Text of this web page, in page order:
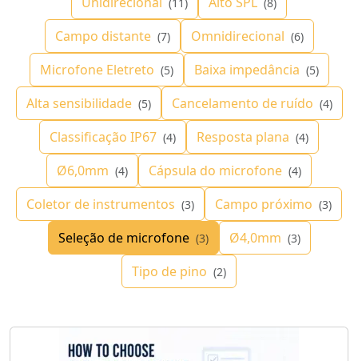
Campo distante (7) Omnidirecional (6)
Microfone Eletreto (5) Baixa impedância (5)
Alta sensibilidade (5) Cancelamento de ruído (4)
Classificação IP67 (4) Resposta plana (4)
Ø6,0mm (4) Cápsula do microfone (4)
Coletor de instrumentos (3) Campo próximo (3)
Seleção de microfone (3) Ø4,0mm (3)
Tipo de pino (2)